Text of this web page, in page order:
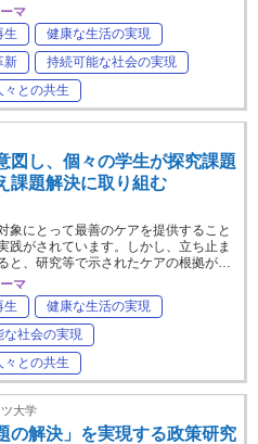
マ
生
健康な生活の実現
新
持続可能な社会の実現
々との共生
図し、個々の学生が探究課題
課題解決に取り組む
象にとって最善のケアを提供すること
践がされています。しかし、立ち止ま
と、研究等で示されたケアの根拠が…
マ
生
健康な生活の実現
な社会の実現
々との共生
大学
の解決」を実現する政策研究